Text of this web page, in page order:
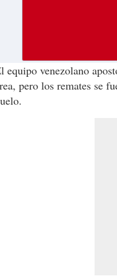
equipo venezolano
pero los remates se